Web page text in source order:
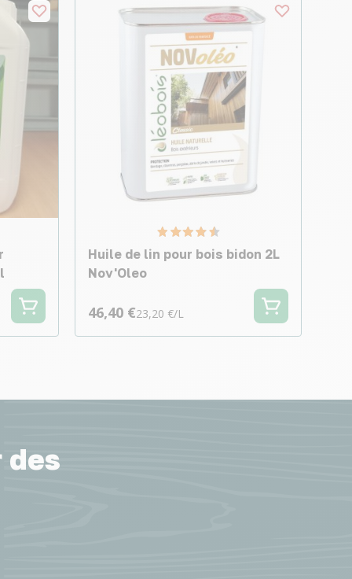
Huile de lin pour bois bidon 2L
Nov'Oleo
46,40 €23,20 €/L
des